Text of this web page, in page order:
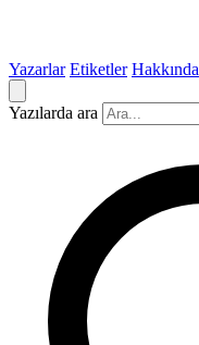
Yazarlar Etiketler Hakkında
Yazılarda ara